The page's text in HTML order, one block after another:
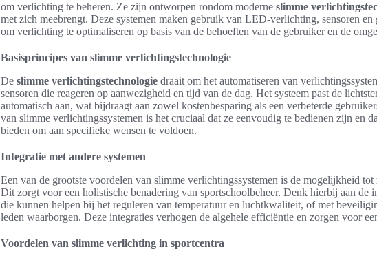
om verlichting te beheren. Ze zijn ontworpen rondom moderne slimme
met zich meebrengt. Deze systemen maken gebruik van LED-verlichting, sensoren en
om verlichting te optimaliseren op basis van de behoeften van de gebruiker en de
Basisprincipes van slimme verlichtingstechnologie
De slimme verlichtingstechnologie draait om het automatiseren van
sensoren die reageren op aanwezigheid en tijd van de dag. Het systeem past de
automatisch aan, wat bijdraagt aan zowel kostenbesparing als een verbeterde
van slimme verlichtingssystemen is het cruciaal dat ze eenvoudig te bedienen zijn en
bieden om aan specifieke wensen te voldoen.
Integratie met andere systemen
Een van de grootste voordelen van slimme verlichtingssystemen is de mogelijkheid tot
Dit zorgt voor een holistische benadering van sportschoolbeheer. Denk hierbij aan de
die kunnen helpen bij het reguleren van temperatuur en luchtkwaliteit, of met
leden waarborgen. Deze integraties verhogen de algehele efficiëntie en zorgen voor
Voordelen van slimme verlichting in sportcentra